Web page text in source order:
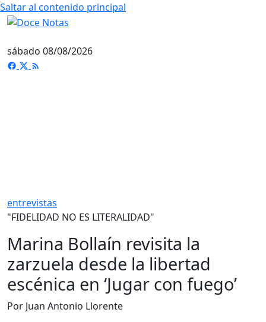
Saltar al contenido principal
sábado 08/08/2026
entrevistas
"FIDELIDAD NO ES LITERALIDAD"
Marina Bollaín revisita la
zarzuela desde la libertad
escénica en ‘Jugar con fuego’
Por Juan Antonio Llorente